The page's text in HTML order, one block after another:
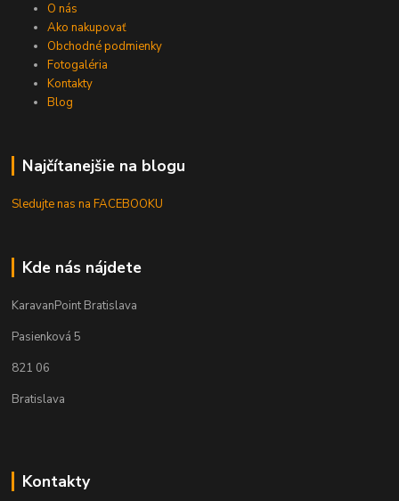
O nás
Ako nakupovať
Obchodné podmienky
Fotogaléria
Kontakty
Blog
Najčítanejšie na blogu
Sledujte nas na FACEBOOKU
Kde nás nájdete
KaravanPoint Bratislava
Pasienková 5
821 06
Bratislava
Kontakty